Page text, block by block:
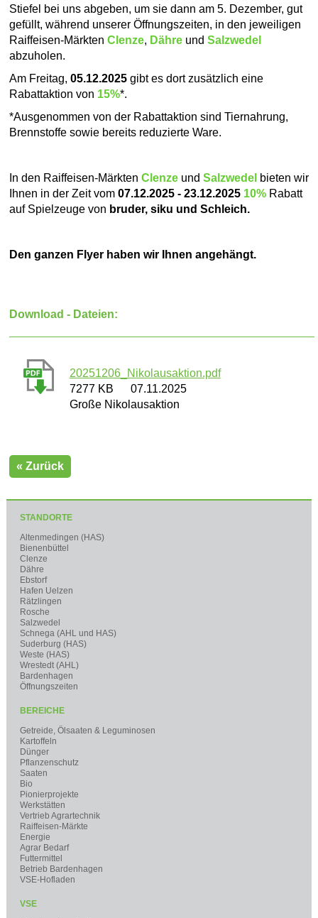
Stiefel bei uns abgeben, um sie dann am 5. Dezember, gut
gefüllt, während unserer Öffnungszeiten, in den jeweiligen
Raiffeisen-MärktenClenze, Dähre undSalzwedel
abzuholen.
Am Freitag, 05.12.2025 gibt es dort zusätzlich eine
Rabattaktion von 15%*.
*Ausgenommen von der Rabattaktion sind Tiernahrung,
Brennstoffe sowie bereits reduzierte Ware.
In den Raiffeisen-MärktenClenze undSalzwedel bieten wir
Ihnen in der Zeit vom07.12.2025 - 23.12.2025 10% Rabatt
auf Spielzeuge von bruder, siku und Schleich.
Den ganzen Flyer haben wir Ihnen angehängt.
Download - Dateien:
20251206_Nikolausaktion.pdf
7277 KB
07.11.2025
Große Nikolausaktion
« Zurück
STANDORTE
Altenmedingen (HAS)
Bienenbüttel
Clenze
Dähre
Ebstorf
Hafen Uelzen
Rätzlingen
Rosche
Salzwedel
Schnega (AHL und HAS)
Suderburg (HAS)
Weste (HAS)
Wrestedt (AHL)
Bardenhagen
Öffnungszeiten
BEREICHE
Getreide, Ölsaaten & Leguminosen
Kartoffeln
Dünger
Pflanzenschutz
Saaten
Bio
Pionierprojekte
Werkstätten
Vertrieb Agrartechnik
Raiffeisen-Märkte
Energie
Agrar Bedarf
Futtermittel
Betrieb Bardenhagen
VSE-Hofladen
VSE